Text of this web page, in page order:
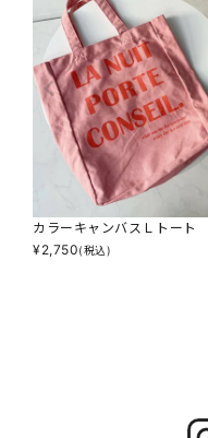
カラーキャンバスＬトート
¥2,750(税込)